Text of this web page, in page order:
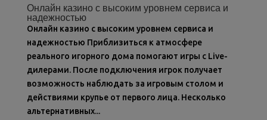
Онлайн казино с высоким уровнем сервиса и
надежностью
Онлайн казино с высоким уровнем сервиса и
надежностью Приблизиться к атмосфере
реального игорного дома помогают игры с Live-
дилерами. После подключения игрок получает
возможность наблюдать за игровым столом и
действиями крупье от первого лица. Несколько
альтернативных...